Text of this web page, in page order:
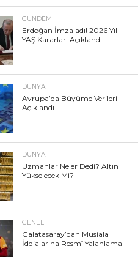
GÜNDEM
Erdoğan İmzaladı! 2026 Yılı
YAŞ Kararları Açıklandı
DÜNYA
Avrupa’da Büyüme Verileri
Açıklandı
DÜNYA
Uzmanlar Neler Dedi? Altın
Yükselecek Mi?
GENEL
Galatasaray’dan Musiala
İddialarına Resmî Yalanlama